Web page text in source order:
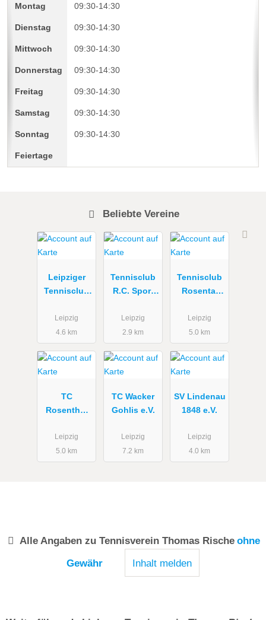
09:30-14:30
09:30-14:30
09:30-14:30
09:30-14:30
09:30-14:30
09:30-14:30
09:30-14:30
Beliebte Vereine
Leipziger
Tennisclub
Leipzig
4.6 km
Tennisclub
R.C. Sport
Leipzig
2.9 km
Tennisclub
Rosental
Herrschelma
nn
Leipzig
5.0 km
TC
Rosenthal
Leipzig
5.0 km
TC Wacker
Gohlis e.V.
Leipzig
7.2 km
SV Lindenau
1848 e.V.
Leipzig
4.0 km
Alle Angaben zu Tennisverein Thomas Rische ohne
Gewähr
Inhalt melden